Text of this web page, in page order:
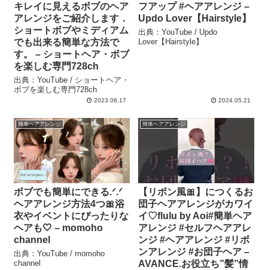
キレイに見えるボブのヘア
アレンジをご紹介します．
ショートボブやミディアム
でも出来る簡単な方法で
す。 – ショートヘア・ボブ
を楽しむ専門728ch
出典：YouTube / ショートヘア・
ボブを楽しむ専門728ch
2023.06.17
フアップ #ヘアアレンジ –
Updo Lover【Hairstyle】
出典：YouTube / Updo
Lover【Hairstyle】
2024.05.21
簡単ヘアアレンジ
ボブでも簡単にできる.ᐟ‪.ᐟ‪
ヘアアレンジ方法4つ🎀浴
衣やイベントにぴったりな
ヘアも🤍 – momoho
channel
出典：YouTube / momoho
channel
簡単ヘアアレンジ
【リボン風🎀】につくるお
団子ヘアアレンジがカワイ
イ♡flulu by Aoi#簡単ヘア
アレンジ #セルフヘアアレ
ンジ #ヘアアレンジ #リボ
ンアレンジ #お団子ヘア –
AVANCE.お役立ち”髪”情